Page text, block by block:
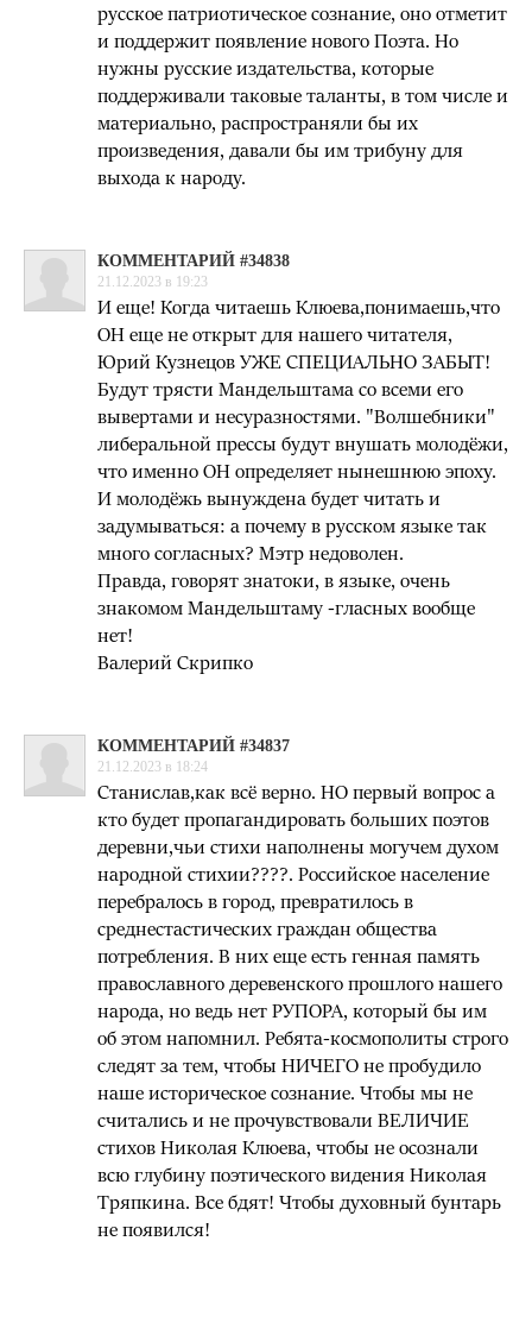
русское патриотическое сознание, оно отметит
и поддержит появление нового Поэта. Но
нужны русские издательства, которые
поддерживали таковые таланты, в том числе и
материально, распространяли бы их
произведения, давали бы им трибуну для
выхода к народу.
КОММЕНТАРИЙ #34838
21.12.2023 в 19:23
И еще! Когда читаешь Клюева,понимаешь,что
ОН еще не открыт для нашего читателя,
Юрий Кузнецов УЖЕ СПЕЦИАЛЬНО ЗАБЫТ!
Будут трясти Мандельштама со всеми его
вывертами и несуразностями. "Волшебники"
либеральной прессы будут внушать молодёжи,
что именно ОН определяет нынешнюю эпоху.
И молодёжь вынуждена будет читать и
задумываться: а почему в русском языке так
много согласных? Мэтр недоволен.
Правда, говорят знатоки, в языке, очень
знакомом Мандельштаму -гласных вообще
нет!
Валерий Скрипко
КОММЕНТАРИЙ #34837
21.12.2023 в 18:24
Станислав,как всё верно. НО первый вопрос а
кто будет пропагандировать больших поэтов
деревни,чьи стихи наполнены могучем духом
народной стихии????. Российское население
перебралось в город, превратилось в
среднестастических граждан общества
потребления. В них еще есть генная память
православного деревенского прошлого нашего
народа, но ведь нет РУПОРА, который бы им
об этом напомнил. Ребята-космополиты строго
следят за тем, чтобы НИЧЕГО не пробудило
наше историческое сознание. Чтобы мы не
считались и не прочувствовали ВЕЛИЧИЕ
стихов Николая Клюева, чтобы не осознали
всю глубину поэтического видения Николая
Тряпкина. Все бдят! Чтобы духовный бунтарь
не появился!